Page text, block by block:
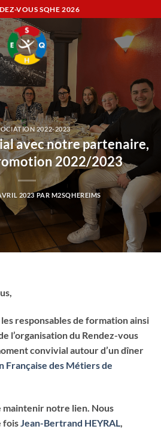
VOUS SQHE 2026
2022-2023
avec notre partenaire,
2022/2023
2023 PAR M2SQHEREIMS
responsables de formation ainsi
l’organisation du Rendez-vous
convivial autour d’un dîner
Française des Métiers de
maintenir notre lien. Nous
fois Jean-Bertrand HEYRAL